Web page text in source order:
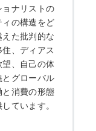
ナリストの
の構造をど
た批判的な
、ディアス
、自己の体
グローバル
消費の形態
ています。